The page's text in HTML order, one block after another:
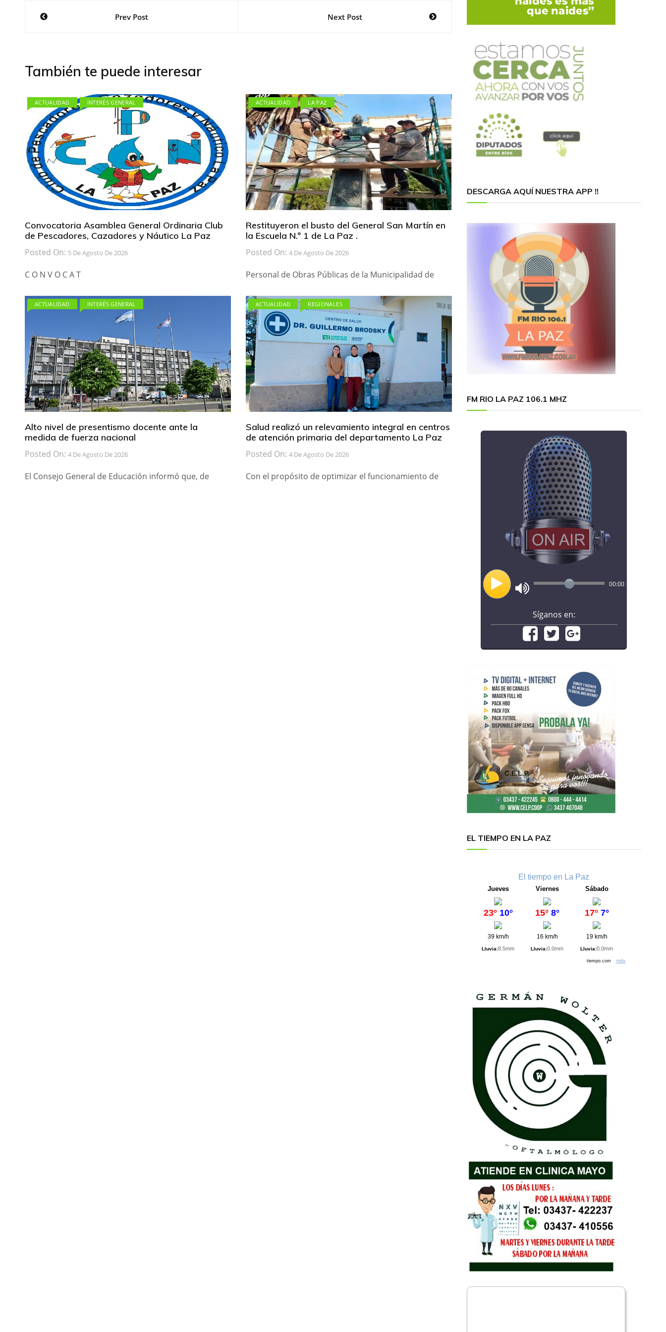
NavegaciónPrev Post Next Post
También te puede interesar
ACTUALIDAD INTERÉS GENERAL
Convocatoria Asamblea General Ordinaria Club
de Pescadores, Cazadores y Náutico La Paz
Posted On: 5 De Agosto De 2026
C O N V O C A T
ACTUALIDAD LA PAZ
Restituyeron el busto del General San Martín en
la Escuela N.º 1 de La Paz .
Posted On: 4 De Agosto De 2026
Personal de Obras Públicas de la Municipalidad de
ACTUALIDAD INTERÉS GENERAL
Alto nivel de presentismo docente ante la
medida de fuerza nacional
Posted On: 4 De Agosto De 2026
El Consejo General de Educación informó que, de
ACTUALIDAD REGIONALES
Salud realizó un relevamiento integral en centros
de atención primaria del departamento La Paz
Posted On: 4 De Agosto De 2026
Con el propósito de optimizar el funcionamiento de
DESCARGA AQUÍ NUESTRA APP !!
FM RIO LA PAZ 106.1 MHZ
00:00
Síganos en:
EL TIEMPO EN LA PAZ
El tiempo en La Paz
Jueves
23° 10°
39 km/h
Lluvia:8.5mm
Viernes
15° 8°
16 km/h
Lluvia:0.0mm
Sábado
17° 7°
19 km/h
Lluvia:0.0mm
tiempo.com+info